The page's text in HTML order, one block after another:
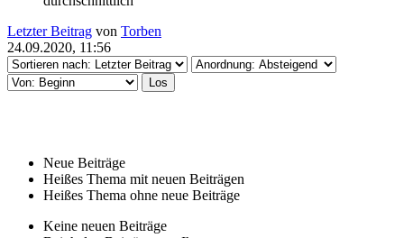
Letzter Beitrag von Torben
24.09.2020, 11:56
Neue Beiträge
Heißes Thema mit neuen Beiträgen
Heißes Thema ohne neue Beiträge
Keine neuen Beiträge